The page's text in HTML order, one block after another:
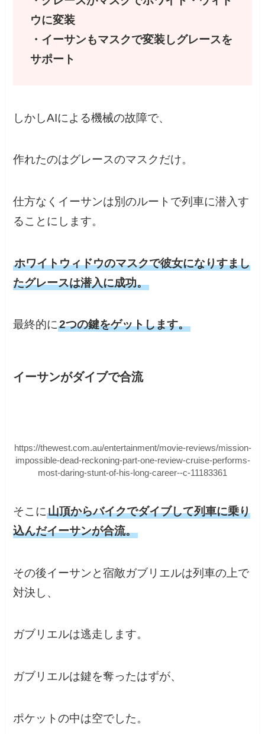
ウに変装
・イーサンもマスクで変装しグレースを
サポート
しかしAIによる機械の故障で、
作れたのはグレースのマスクだけ。
仕方なくイーサンは別のルートで列車に潜入す
ることにします。
ホワイトウィドウのマスクで彼女になりすまし
たグレースは潜入に成功。
最終的に2つの鍵をゲットします。
イーサンがダイブで合流
https://thewest.com.au/entertainment/movie-reviews/mission-
impossible-dead-reckoning-part-one-review-cruise-performs-
most-daring-stunt-of-his-long-career--c-11183361
そこに山頂からバイクでダイブして列車に乗り
込んだイーサンが合流。
その後イーサンと宿敵ガブリエルは列車の上で
対決し、
ガブリエルは逃走します。
ガブリエルは鍵を奪ったはずが、
ポケットの中は空でした。